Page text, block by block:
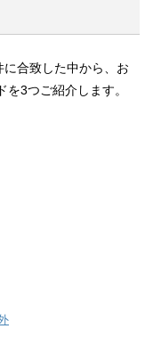
合致した中から、お
3つご紹介します。